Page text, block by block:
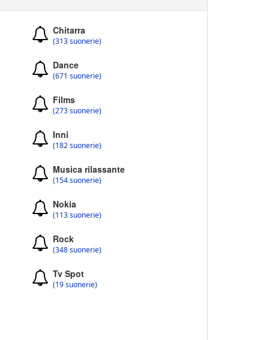
Chitarra
(313 suonerie)
Dance
(671 suonerie)
Films
(273 suonerie)
Inni
(182 suonerie)
Musica rilassante
(154 suonerie)
Nokia
(113 suonerie)
Rock
(348 suonerie)
Tv Spot
(19 suonerie)